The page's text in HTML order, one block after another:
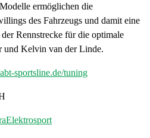
ermöglichen die
des Fahrzeugs und damit eine
Rennstrecke für die optimale
Kelvin van der Linde.
sportsline.de/tuning
Elektrosport